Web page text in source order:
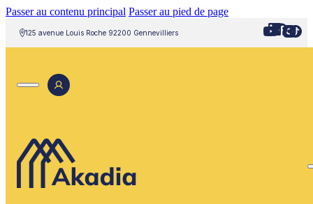
Passer au contenu principal Passer au pied de page
125 avenue Louis Roche 92200 Gennevilliers